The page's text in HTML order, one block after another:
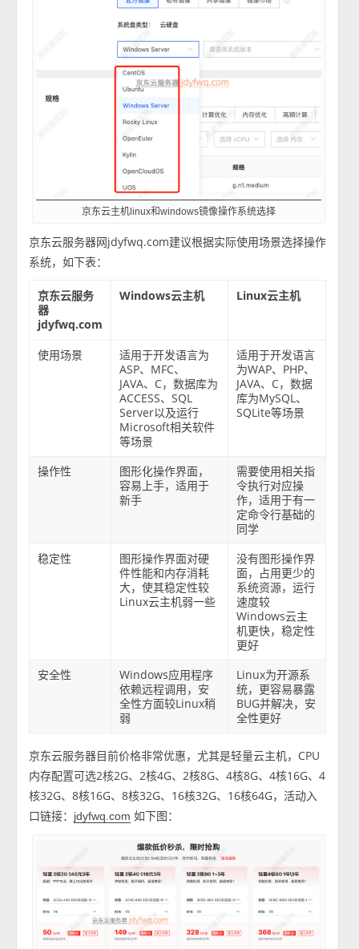
京东云主机linux和windows镜像操作系统选择
京东云服务器网jdyfwq.com建议根据实际使用场景选择操作
系统，如下表：
京东云服务
器
jdyfwq.com
Windows云主机 Linux云主机
使用场景
适用于开发语言为
ASP、MFC、
JAVA、C，数据库为
ACCESS、SQL
Server以及运行
Microsoft相关软件
等场景
适用于开发语言
为WAP、PHP、
JAVA、C，数据
库为MySQL、
SQLite等场景
操作性
图形化操作界面，
容易上手，适用于
新手
需要使用相关指
令执行对应操
作，适用于有一
定命令行基础的
同学
稳定性
图形操作界面对硬
件性能和内存消耗
大，使其稳定性较
Linux云主机弱一些
没有图形操作界
面，占用更少的
系统资源，运行
速度较
Windows云主
机更快，稳定性
更好
安全性
Windows应用程序
依赖远程调用，安
全性方面较Linux稍
弱
Linux为开源系
统，更容易暴露
BUG并解决，安
全性更好
京东云服务器目前价格非常优惠，尤其是轻量云主机，CPU
内存配置可选2核2G、2核4G、2核8G、4核8G、4核16G、4
核32G、8核16G、8核32G、16核32G、16核64G，活动入
口链接：
jdyfwq.com 如下图：